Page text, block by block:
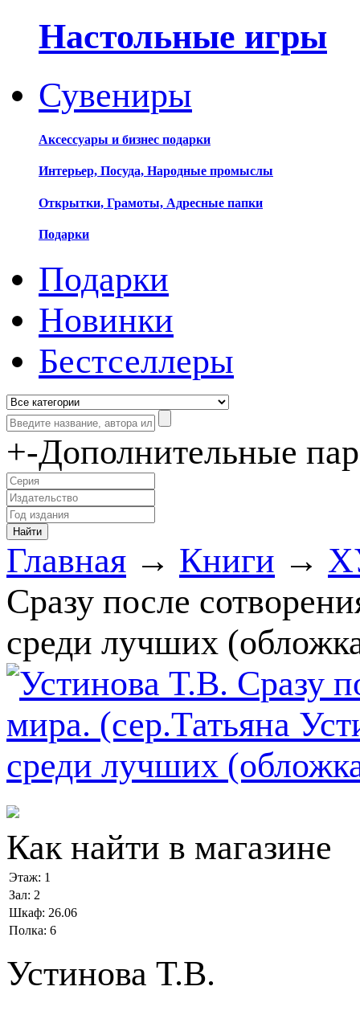
Настольные игры
Сувениры
Аксессуары и бизнес подарки
Интерьер, Посуда, Народные промыслы
Открытки, Грамоты, Адресные папки
Подарки
Подарки
Новинки
Бестселлеры
+-Дополнительные
Главная → Книги →
Сразу после
среди лучших
Как найти в магазине
Этаж: 1
Зал: 2
Шкаф: 26.06
Полка: 6
Устинова Т.В.